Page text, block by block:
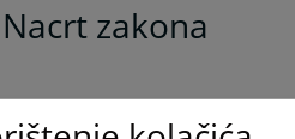
zakona